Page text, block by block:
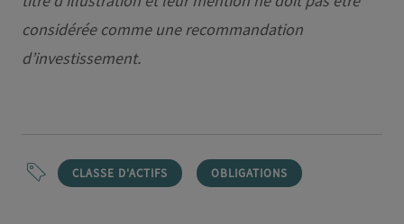
considérée comme une recommandation
d’investissement.
CLASSE D'ACTIFS OBLIGATIONS